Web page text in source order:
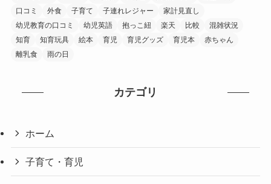
口コミ
外食 子育て 子連れレジャー
家計見直し
幼児教育の口コミ
幼児英語 抱っこ紐 楽天 比較
混雑状況
知育
知育玩具 絵本 育児 育児グッズ 育児本
赤ちゃん
離乳食
雨の日
カテゴリ
ホーム
子育て・育児